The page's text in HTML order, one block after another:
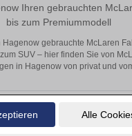
Alle
Ihren gebrauchten
bis zum Premiummodell
Hagenow gebrauchte McLaren
SUV – hier finden Sie von
in Hagenow von privat und
keine passenden Autos